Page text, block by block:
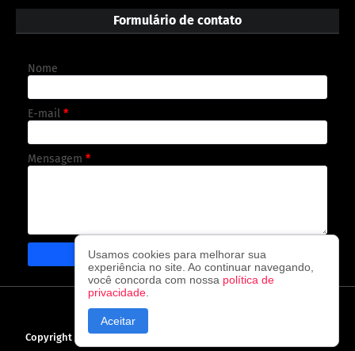
Formulário de contato
Nome
E-mail *
Mensagem *
CAPA CONTATO
Copyright © 2026O observador - A cada visita uma nova notícia!
Usamos cookies para melhorar sua
experiência no site. Ao continuar navegando,
você concorda com nossa política de
privacidade
Aceitar